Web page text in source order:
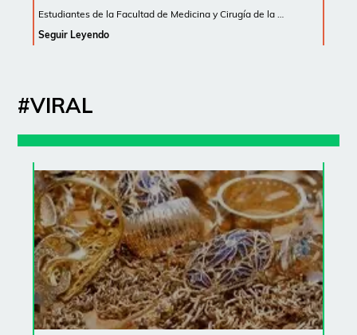
Estudiantes de la Facultad de Medicina y Cirugía de la …
Seguir Leyendo
#VIRAL